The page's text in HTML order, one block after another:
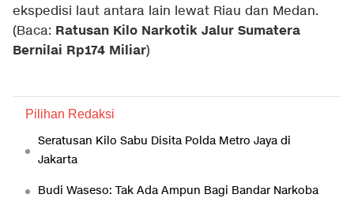
ekspedisi laut antara lain lewat Riau dan Medan.
(Baca: Ratusan Kilo Narkotik Jalur Sumatera
Bernilai Rp174 Miliar)
Pilihan Redaksi
Seratusan Kilo Sabu Disita Polda Metro Jaya di
Jakarta
Budi Waseso: Tak Ada Ampun Bagi Bandar Narkoba